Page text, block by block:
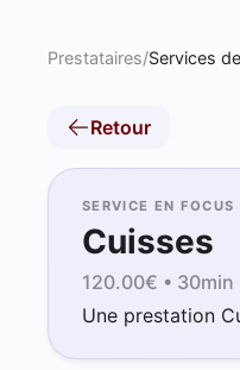
Prestataires/Services
Retour
SERVICE EN FOCUS
Cuisses
120.00€ • 30min
Une prestation